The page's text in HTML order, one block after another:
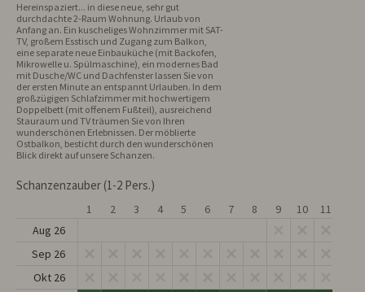
Hereinspaziert... in diese neue, sehr gut
durchdachte 2-Raum Wohnung. Urlaub von
Anfang an. Ein kuscheliges Wohnzimmer mit SAT-
TV, großem Esstisch und Zugang zum Balkon,
eine separate neue Einbauküche (mit Backofen,
Mikrowelle u. Spülmaschine), ein modernes Bad
mit Dusche/WC und Dachfenster lassen Sie von
der ersten Minute an entspannt Urlauben. In dem
großzügigen Schlafzimmer mit hochwertigem
Doppelbett (mit offenem Fußteil), ausreichend
Stauraum und TV träumen Sie von Ihren
wunderschönen Erlebnissen. Der möblierte
Ostbalkon, besticht durch den wunderschönen
Blick direkt auf unsere Schanzen.
Schanzenzauber (1-2 Pers.)
1 2 3 4 5 6 7 8 9 10 11
Aug 26
Sep 26
Okt 26